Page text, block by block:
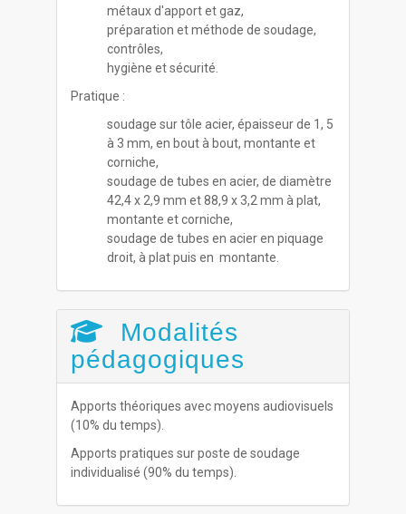
métaux d'apport et gaz,
préparation et méthode de soudage,
contrôles,
hygiène et sécurité.
Pratique :
soudage sur tôle acier, épaisseur de 1, 5
à 3 mm, en bout à bout, montante et
corniche,
soudage de tubes en acier, de diamètre
42,4 x 2,9 mm et 88,9 x 3,2 mm à plat,
montante et corniche,
soudage de tubes en acier en piquage
droit, à plat puis en montante.
Modalités
pédagogiques
Apports théoriques avec moyens audiovisuels
(10% du temps).
Apports pratiques sur poste de soudage
individualisé (90% du temps).